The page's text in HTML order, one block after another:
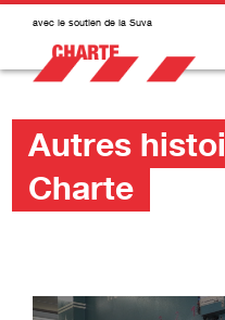
avec le soutien de la Suva
Autres
Charte